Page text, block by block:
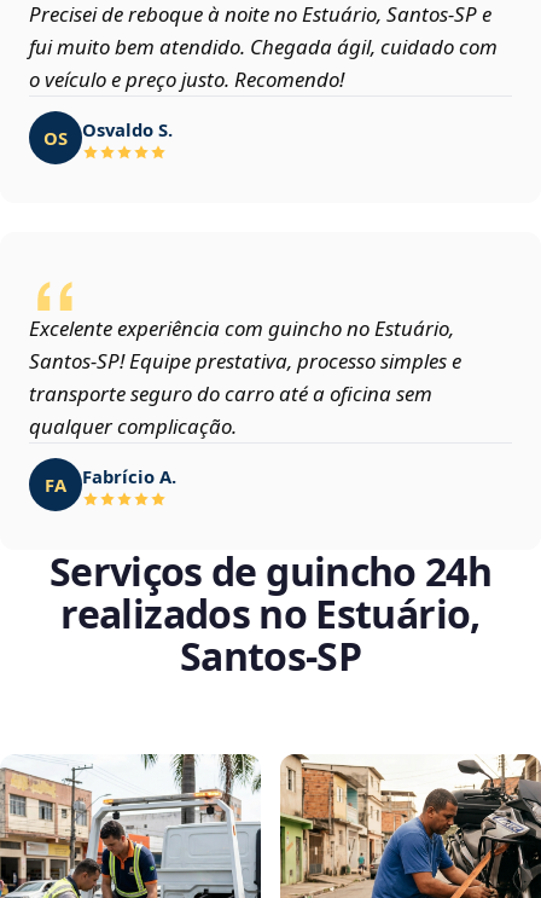
Precisei de reboque à noite no Estuário, Santos‑SP e
fui muito bem atendido. Chegada ágil, cuidado com
o veículo e preço justo. Recomendo!
OS Osvaldo S.
Excelente experiência com guincho no Estuário,
Santos‑SP! Equipe prestativa, processo simples e
transporte seguro do carro até a oficina sem
qualquer complicação.
FA Fabrício A.
Serviços de guincho 24h
realizados no Estuário,
Santos‑SP